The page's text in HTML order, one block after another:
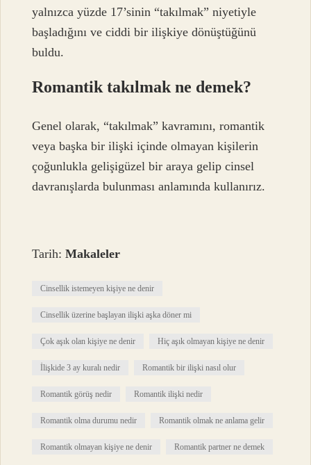
yalnızca yüzde 17’sinin “takılmak” niyetiyle
başladığını ve ciddi bir ilişkiye dönüştüğünü
buldu.
Romantik takılmak ne demek?
Genel olarak, “takılmak” kavramını, romantik
veya başka bir ilişki içinde olmayan kişilerin
çoğunlukla gelişigüzel bir araya gelip cinsel
davranışlarda bulunması anlamında kullanırız.
Tarih:Makaleler
Cinsellik istemeyen kişiye ne denir
Cinsellik üzerine başlayan ilişki aşka döner mi
Çok aşık olan kişiye ne denir Hiç aşık olmayan kişiye ne denir
İlişkide 3 ay kuralı nedir Romantik bir ilişki nasıl olur
Romantik görüş nedir Romantik ilişki nedir
Romantik olma durumu nedir Romantik olmak ne anlama gelir
Romantik olmayan kişiye ne denir Romantik partner ne demek